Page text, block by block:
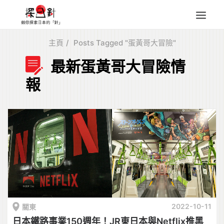
四國
中部
本地情報
東瀛特集
旅遊商品
Search
for:
主頁 Posts Tagged "蛋黃哥大冒險"
最新蛋黃哥大冒險情
報
關東 2022-10-11
日本鐵路事業150週年！JR東日本與Netflix推黑